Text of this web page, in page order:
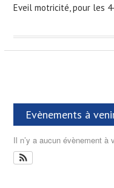
Eveil motricité, pour les
Evènements à
Il n’y a aucun évènement à